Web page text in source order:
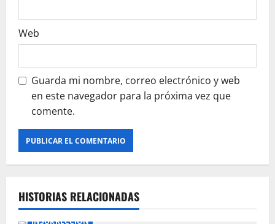
a
s
Web
Guarda mi nombre, correo electrónico y web
en este navegador para la próxima vez que
comente.
HISTORIAS RELACIONADAS
INSURRECCIÓN